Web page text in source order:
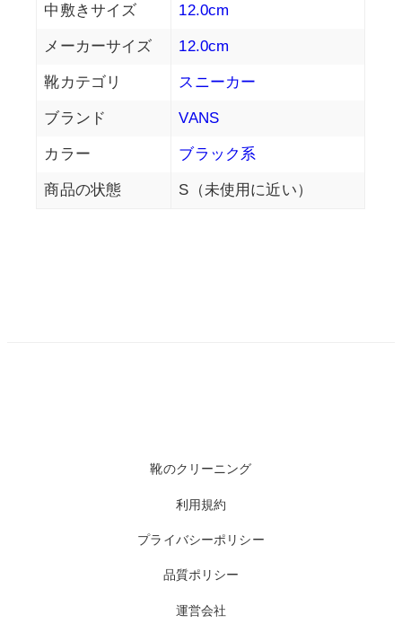
中敷きサイズ 12.0cm
メーカーサイズ 12.0cm
靴カテゴリ スニーカー
ブランド VANS
カラー ブラック系
商品の状態 S（未使用に近い）
靴のクリーニング
利用規約
プライバシーポリシー
品質ポリシー
運営会社